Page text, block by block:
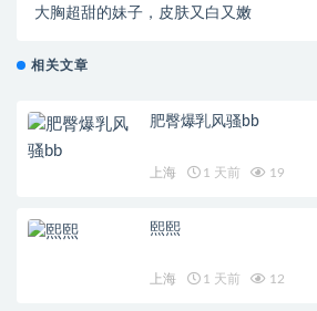
大胸超甜的妹子，皮肤又白又嫩
相关文章
肥臀爆乳风骚bb
上海 1 天前 19
熙熙
上海 1 天前 12